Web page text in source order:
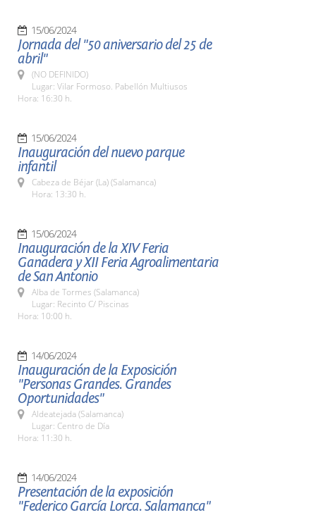
15/06/2024
Jornada del "50 aniversario del 25 de
abril"
(NO DEFINIDO)
Lugar: Vilar Formoso. Pabellón Multiusos
Hora: 16:30 h.
15/06/2024
Inauguración del nuevo parque
infantil
Cabeza de Béjar (La) (Salamanca)
Hora: 13:30 h.
15/06/2024
Inauguración de la XIV Feria
Ganadera y XII Feria Agroalimentaria
de San Antonio
Alba de Tormes (Salamanca)
Lugar: Recinto C/ Piscinas
Hora: 10:00 h.
14/06/2024
Inauguración de la Exposición
"Personas Grandes. Grandes
Oportunidades"
Aldeatejada (Salamanca)
Lugar: Centro de Día
Hora: 11:30 h.
14/06/2024
Presentación de la exposición
"Federico García Lorca. Salamanca"